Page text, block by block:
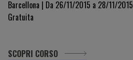
Barcellona | Da 26/11/2015 a 28/11/2015
Gratuita
SCOPRI CORSO